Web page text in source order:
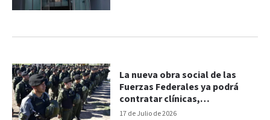
17 de Julio de 2026
La nueva obra social de las
Fuerzas Federales ya podrá
contratar clínicas,
medicamentos y prestadores